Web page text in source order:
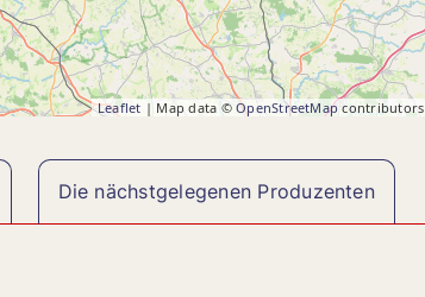
Leaflet | Map data ©OpenStreetMap contributors
Die nächstgelegenen Produzenten